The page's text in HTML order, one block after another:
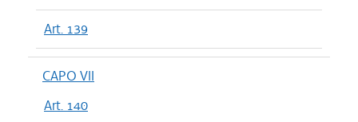
Art. 139
CAPO VII
Art. 140